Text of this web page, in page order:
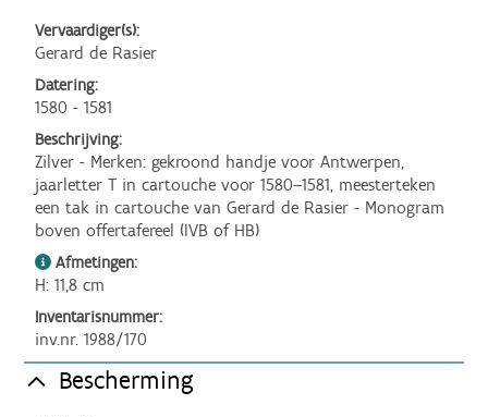
Vervaardiger(s):
Gerard de Rasier
Datering:
1580 - 1581
Beschrijving:
Zilver - Merken: gekroond handje voor Antwerpen,
jaarletter T in cartouche voor 1580–1581, meesterteken
een tak in cartouche van Gerard de Rasier - Monogram
boven offertafereel (IVB of HB)
Afmetingen:
H: 11,8 cm
Inventarisnummer:
inv.nr. 1988/170
Bescherming